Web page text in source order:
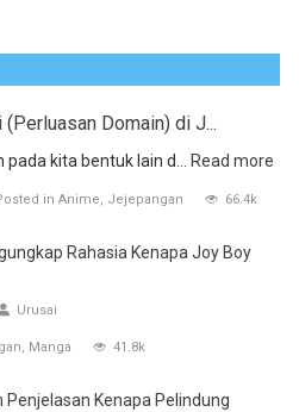
Domain) di J...
kita bentuk lain d... Read more
in Anime Jejepangan 66.4k
Rahasia Kenapa Joy Boy
Urusai
Manga 41.8k
Penjelasan Kenapa Pelindung